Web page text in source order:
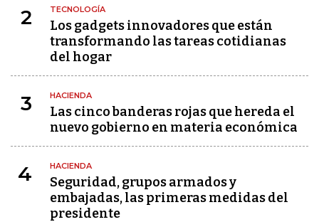
2 TECNOLOGÍA
Los gadgets innovadores que están
transformando las tareas cotidianas
del hogar
3 HACIENDA
Las cinco banderas rojas que hereda el
nuevo gobierno en materia económica
4 HACIENDA
Seguridad, grupos armados y
embajadas, las primeras medidas del
presidente